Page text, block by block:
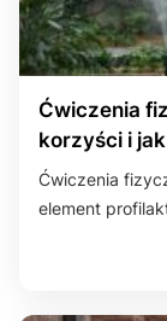
Ćwiczenia
korzyści i
Ćwiczenia
element